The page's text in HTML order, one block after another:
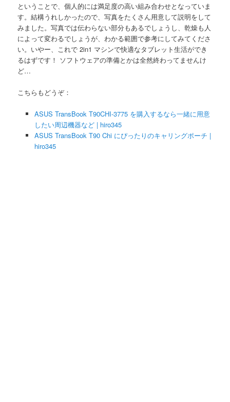
ということで、個人的には満足度の高い組み合わせとなっていま
す。結構うれしかったので、写真をたくさん用意して説明をして
みました。写真では伝わらない部分もあるでしょうし、乾燥も人
によって変わるでしょうが、わかる範囲で参考にしてみてくださ
い。いやー、これで 2in1 マシンで快適なタブレット生活ができ
るはずです！ ソフトウェアの準備とかは全然終わってませんけ
ど…
こちらもどうぞ：
ASUS TransBook T90CHI-3775 を購入するなら一緒に用意
したい周辺機器など | hiro345
ASUS TransBook T90 Chi にぴったりのキャリングポーチ |
hiro345